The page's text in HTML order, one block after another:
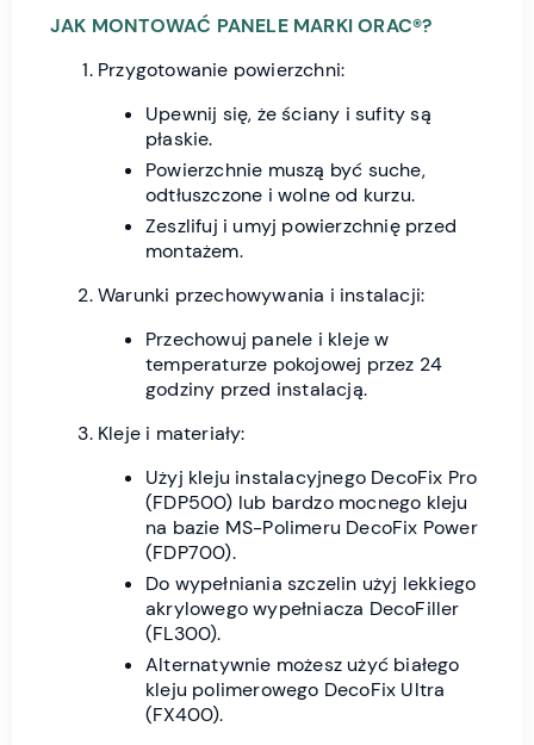
JAK MONTOWAĆ PANELE MARKI ORAC®?
Przygotowanie powierzchni:
Upewnij się, że ściany i sufity są
płaskie.
Powierzchnie muszą być suche,
odtłuszczone i wolne od kurzu.
Zeszlifuj i umyj powierzchnię przed
montażem.
Warunki przechowywania i instalacji:
Przechowuj panele i kleje w
temperaturze pokojowej przez 24
godziny przed instalacją.
Kleje i materiały:
Użyj kleju instalacyjnego DecoFix Pro
(FDP500) lub bardzo mocnego kleju
na bazie MS-Polimeru DecoFix Power
(FDP700).
Do wypełniania szczelin użyj lekkiego
akrylowego wypełniacza DecoFiller
(FL300).
Alternatywnie możesz użyć białego
kleju polimerowego DecoFix Ultra
(FX400).